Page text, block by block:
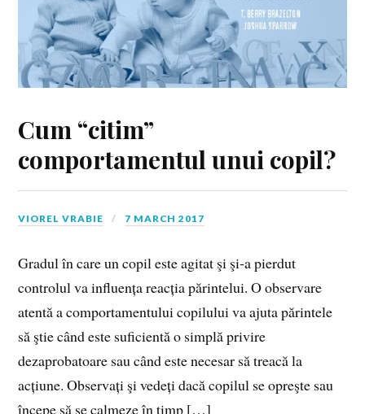
Cum “citim”
comportamentul unui copil?
VIOREL VRABIE 7 MARCH 2017
Gradul în care un copil este agitat şi şi‑a pierdut
controlul va influența reacția părintelui. O observare
atentă a comportamentului copilului va ajuta părintele
să ştie când este suficientă o simplă privire
dezaprobatoare sau când este necesar să treacă la
acțiune. Observați şi vedeți dacă copilul se opreşte sau
începe să se calmeze în timp […]